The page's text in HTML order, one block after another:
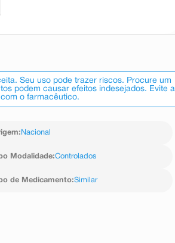
Seu uso pode trazer riscos. Procure um
podem causar efeitos indesejados. Evite a
o farmacêutico.
: Nacional
Modalidade:Controlados
de Medicamento:Similar